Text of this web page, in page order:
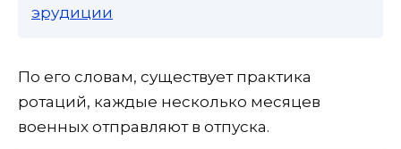
эрудиции
По его словам, существует практика
ротаций, каждые несколько месяцев
военных отправляют в отпуска.